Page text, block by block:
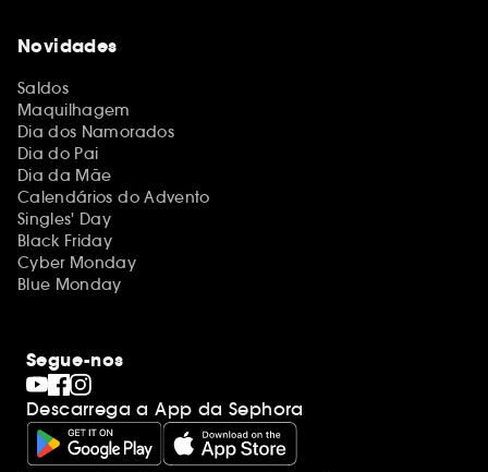
Novidades
Saldos
Maquilhagem
Dia dos Namorados
Dia do Pai
Dia da Mãe
Calendários do Advento
Singles' Day
Black Friday
Cyber Monday
Blue Monday
Segue-nos
Descarrega a App da Sephora